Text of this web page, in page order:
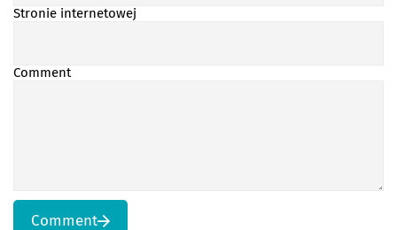
Stronie internetowej
Comment
Comment